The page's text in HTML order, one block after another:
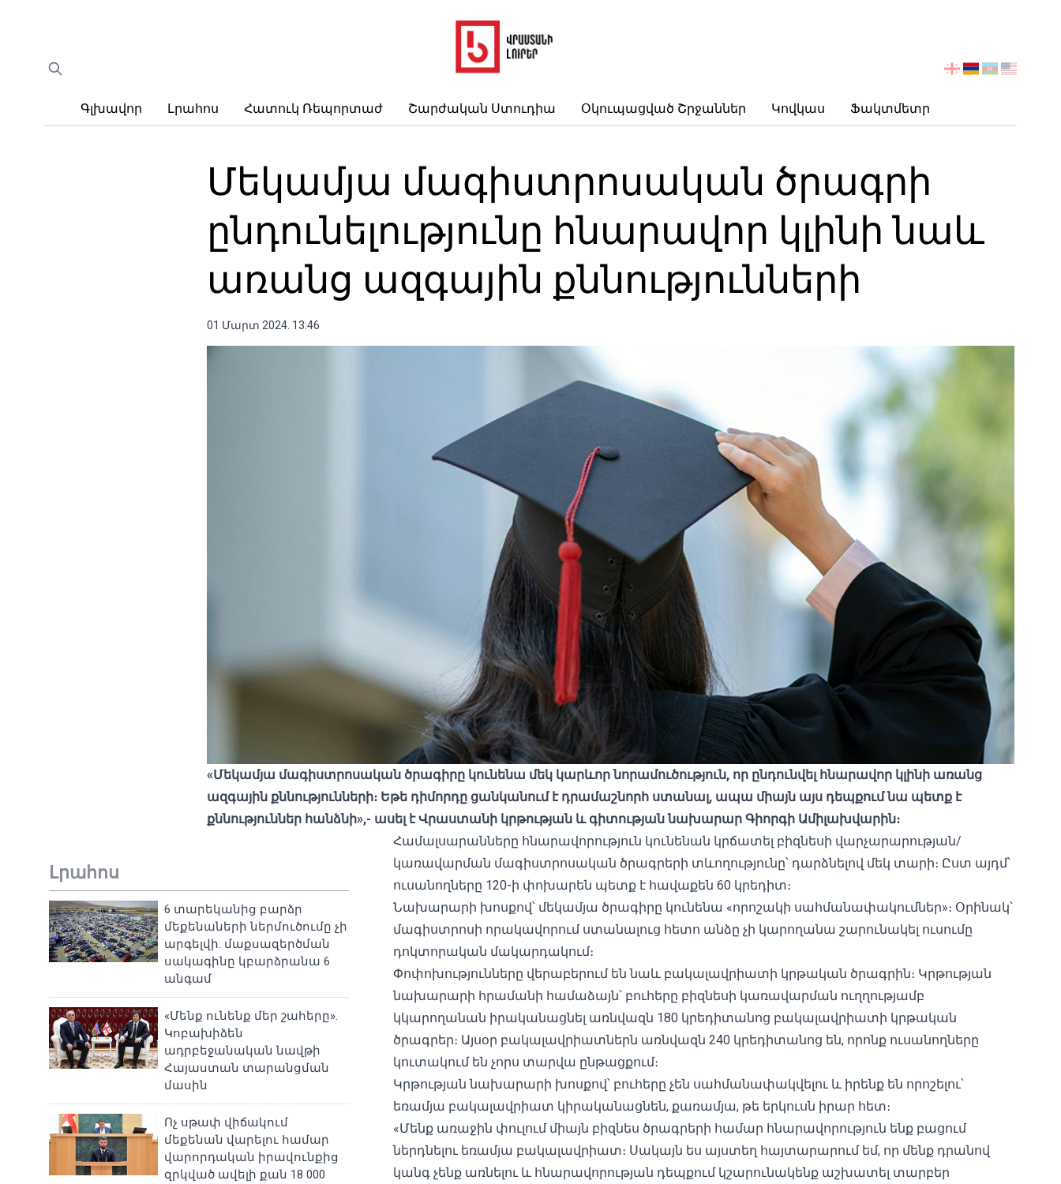
Գլխավոր Լրահոս Հատուկ Ռեպորտաժ Շարժական Ստուդիա Օկուպացված Շրջաններ Կովկաս Ֆակտմետր
აირჩიეთ
Մեկամյա մագիստրոսական ծրագրի
ընդունելությունը հնարավոր կլինի նաև
առանց ազգային ​​քննությունների
01 Մարտ 2024. 13:46
«Մեկամյա մագիստրոսական ծրագիրը կունենա մեկ կարևոր նորամուծություն, որ ընդունվել հնարավոր կլինի առանց
ազգային ​​քննությունների։ Եթե ​​դիմորդը ցանկանում է դրամաշնորհ ստանալ, ապա միայն այս դեպքում նա պետք է
քննություններ հանձնի»,- ասել է Վրաստանի կրթության և գիտության նախարար Գիորգի Ամիլախվարին։
Լրահոս
6 տարեկանից բարձր
մեքենաների ներմուծումը չի
արգելվի. մաքսազերծման
սակագինը կբարձրանա 6
անգամ
«Մենք ունենք մեր շահերը».
Կոբախիձեն
ադրբեջանական նավթի
Հայաստան տարանցման
մասին
Ոչ սթափ վիճակում
մեքենան վարելու համար
վարորդական իրավունքից
զրկված ավելի քան 18 000
Համալսարանները հնարավորություն կունենան կրճատել բիզնեսի վարչարարության/
կառավարման մագիստրոսական ծրագրերի տևողությունը՝ դարձնելով մեկ տարի։ Ըստ այդմ՝
ուսանողները 120-ի փոխարեն պետք է հավաքեն 60 կրեդիտ։
Նախարարի խոսքով՝ մեկամյա ծրագիրը կունենա «որոշակի սահմանափակումներ»։ Օրինակ՝
մագիստրոսի որակավորում ստանալուց հետո անձը չի կարողանա շարունակել ուսումը
դոկտորական մակարդակում։
Փոփոխությունները վերաբերում են նաև բակալավրիատի կրթական ծրագրին։ Կրթության
նախարարի հրամանի համաձայն՝ բուհերը բիզնեսի կառավարման ուղղությամբ
կկարողանան իրականացնել առնվազն 180 կրեդիտանոց բակալավրիատի կրթական
ծրագրեր։ Այսօր բակալավրիատներն առնվազն 240 կրեդիտանոց են, որոնք ուսանողները
կուտակում են չորս տարվա ընթացքում։
Կրթության նախարարի խոսքով՝ բուհերը չեն սահմանափակվելու և իրենք են որոշելու՝
եռամյա բակալավրիատ կիրականացնեն, քառամյա, թե երկուսն իրար հետ։
«Մենք առաջին փուլում միայն բիզնես ծրագրերի համար հնարավորություն ենք բացում
ներդնելու եռամյա բակալավրիատ։ Սակայն ես այստեղ հայտարարում եմ, որ մենք դրանով
կանգ չենք առնելու և հնարավորության դեպքում կշարունակենք աշխատել տարբեր